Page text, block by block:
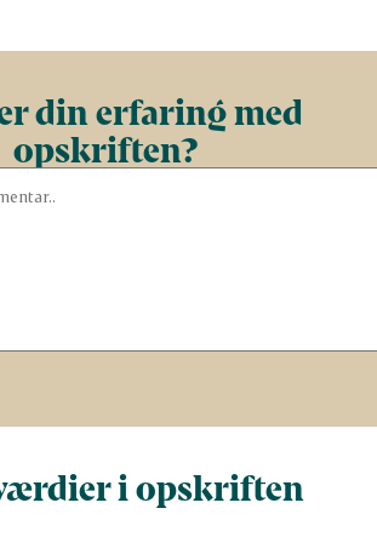
din erfaring med
opskriften?
i opskriften